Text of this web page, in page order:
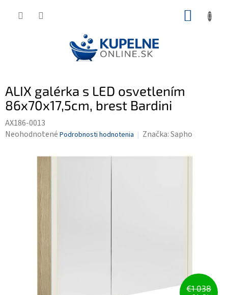
ALIX galérka s LED osvetlením
86x70x17,5cm, brest Bardini
AX186-0013
Priemerné
Neohodnotené Podrobnosti hodnotenia Značka:Sapho
€1 038